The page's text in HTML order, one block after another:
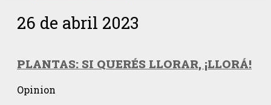
26 de abril 2023
PLANTAS: SI QUERÉS LLORAR, ¡LLORÁ!
Opinion